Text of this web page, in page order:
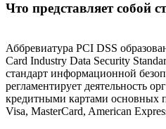
Что представляет собой
Аббревиатура PCI DSS
Card Industry Data Security
стандарт информационной
регламентирует деятельность
кредитными картами основных
Visa, MasterCard, American